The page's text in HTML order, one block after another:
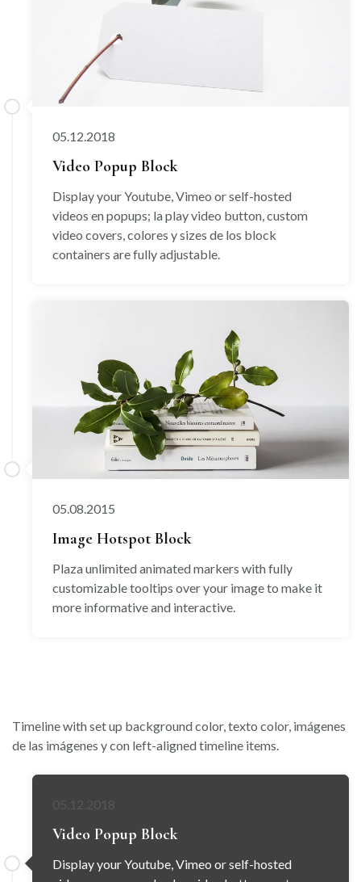
05.12.2018
Video Popup Block
Display your Youtube, Vimeo or self-hosted
videos en popups; la play video button, custom
video covers, colores y sizes de los block
containers are fully adjustable.
05.08.2015
Image Hotspot Block
Plaza unlimited animated markers with fully
customizable tooltips over your image to make it
more informative and interactive.
Timeline with set up background color, texto color, imágenes
de las imágenes y con left-aligned timeline items.
05.12.2018
Video Popup Block
Display your Youtube, Vimeo or self-hosted